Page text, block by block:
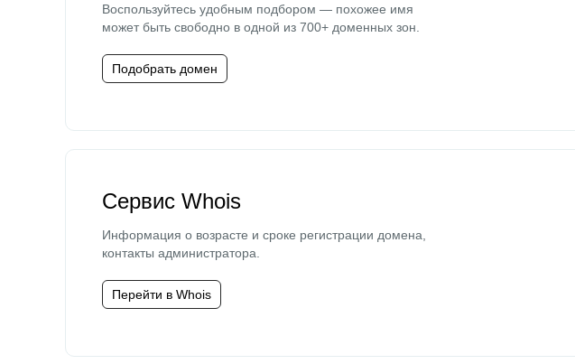
Воспользуйтесь удобным подбором — похожее имя
может быть свободно в одной из 700+ доменных зон.
Подобрать домен
Сервис Whois
Информация о возрасте и сроке регистрации домена,
контакты администратора.
Перейти в Whois